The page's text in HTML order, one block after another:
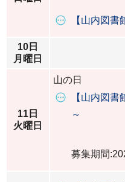
【山内図
10日
月曜日
11日
火曜日
山の日
【山内図
～
募集期間